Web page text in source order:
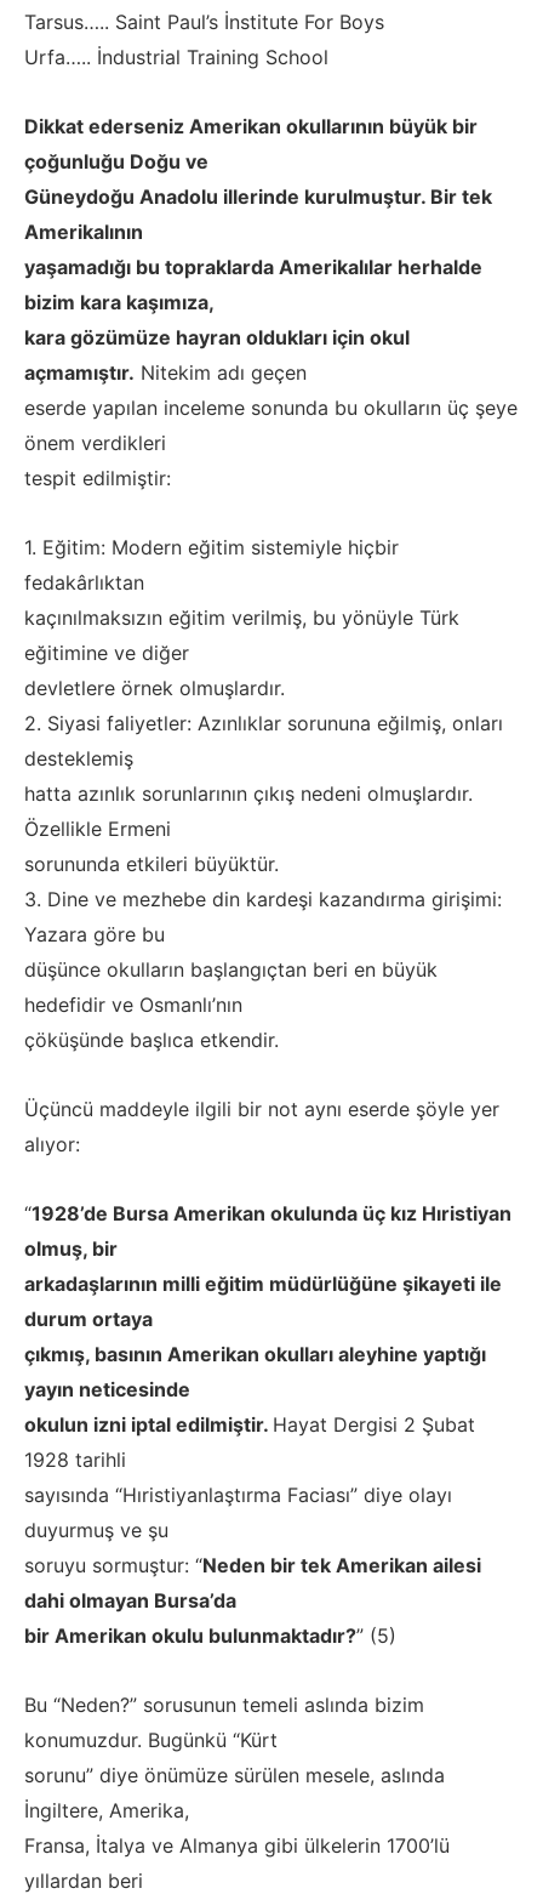
Tarsus….. Saint Paul’s İnstitute For Boys
Urfa….. İndustrial Training School
Dikkat ederseniz Amerikan okullarının büyük bir
çoğunluğu Doğu ve
Güneydoğu Anadolu illerinde kurulmuştur. Bir tek
Amerikalının
yaşamadığı bu topraklarda Amerikalılar herhalde
bizim kara kaşımıza,
kara gözümüze hayran oldukları için okul
açmamıştır. Nitekim adı geçen
eserde yapılan inceleme sonunda bu okulların üç şeye
önem verdikleri
tespit edilmiştir:
1. Eğitim: Modern eğitim sistemiyle hiçbir
fedakârlıktan
kaçınılmaksızın eğitim verilmiş, bu yönüyle Türk
eğitimine ve diğer
devletlere örnek olmuşlardır.
2. Siyasi faliyetler: Azınlıklar sorununa eğilmiş, onları
desteklemiş
hatta azınlık sorunlarının çıkış nedeni olmuşlardır.
Özellikle Ermeni
sorununda etkileri büyüktür.
3. Dine ve mezhebe din kardeşi kazandırma girişimi:
Yazara göre bu
düşünce okulların başlangıçtan beri en büyük
hedefidir ve Osmanlı’nın
çöküşünde başlıca etkendir.
Üçüncü maddeyle ilgili bir not aynı eserde şöyle yer
alıyor:
“1928’de Bursa Amerikan okulunda üç kız Hıristiyan
olmuş, bir
arkadaşlarının milli eğitim müdürlüğüne şikayeti ile
durum ortaya
çıkmış, basının Amerikan okulları aleyhine yaptığı
yayın neticesinde
okulun izni iptal edilmiştir. Hayat Dergisi 2 Şubat
1928 tarihli
sayısında “Hıristiyanlaştırma Faciası” diye olayı
duyurmuş ve şu
soruyu sormuştur: “Neden bir tek Amerikan ailesi
dahi olmayan Bursa’da
bir Amerikan okulu bulunmaktadır?” (5)
Bu “Neden?” sorusunun temeli aslında bizim
konumuzdur. Bugünkü “Kürt
sorunu” diye önümüze sürülen mesele, aslında
İngiltere, Amerika,
Fransa, İtalya ve Almanya gibi ülkelerin 1700’lü
yıllardan beri